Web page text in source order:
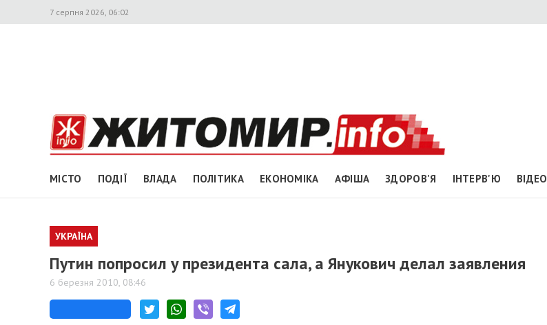
7 серпня 2026, 06:02
МІСТО ПОДІЇ ВЛАДА ПОЛІТИКА ЕКОНОМІКА АФІША ЗДОРОВ'Я ІНТЕРВ'Ю ВІДЕО
УКРАЇНА
Путин попросил у президента сала, а Янукович делал заявления
6 березня 2010, 08:46